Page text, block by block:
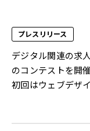
プレスリリース
デジタル関連の求
のコンテストを開
初回はウェブデザ